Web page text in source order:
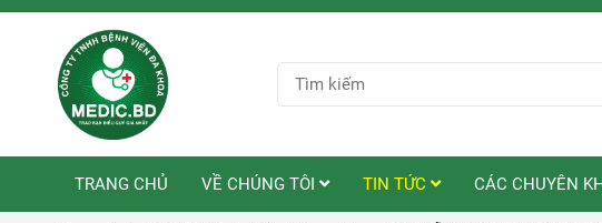
TRANG CHỦ VỀ CHÚNG TÔI TIN TỨC CÁC CHUYÊN